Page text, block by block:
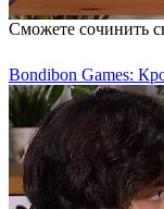
Cможете сочинить
Bondibon Games: